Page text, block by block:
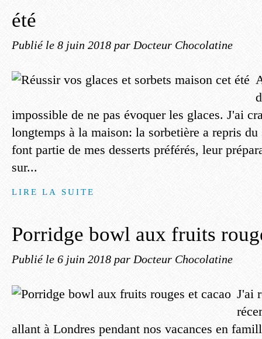
été
Publié le 8 juin 2018 par Docteur Chocolatine
impossible de ne pas évoquer les glaces. J'ai
longtemps à la maison: la sorbetière a repris
font partie de mes desserts préférés, leur
sur...
LIRE LA SUITE
Porridge bowl aux fruits
Publié le 6 juin 2018 par Docteur Chocolatine
J'ai
allant à Londres pendant nos vacances en